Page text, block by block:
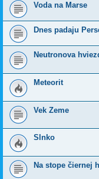
Voda na Marse
Dnes padaju
Neutronova
Meteorit
Vek Zeme
Slnko
Na stope čiernej